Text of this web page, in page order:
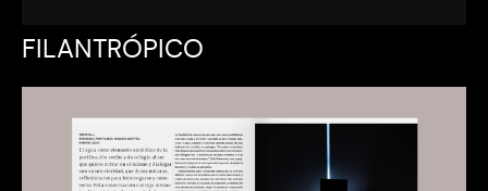
FILANTRÓPICO